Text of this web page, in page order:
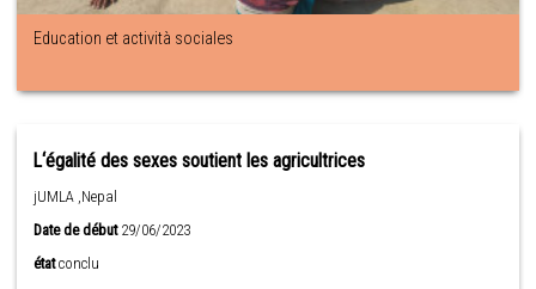
Education et actività sociales
L‘égalité des sexes soutient les agricultrices
jUMLA ,Nepal
Date de début29/06/2023
état conclu